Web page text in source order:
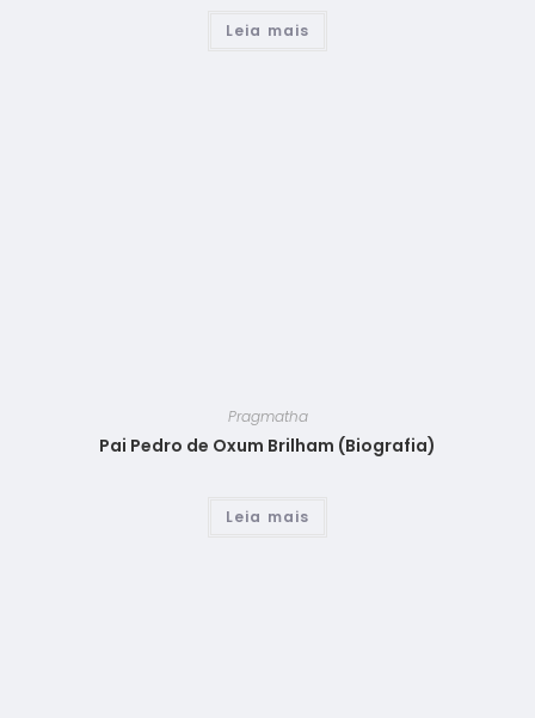
Leia mais
Pragmatha
Pai Pedro de Oxum Brilham (Biografia)
Leia mais